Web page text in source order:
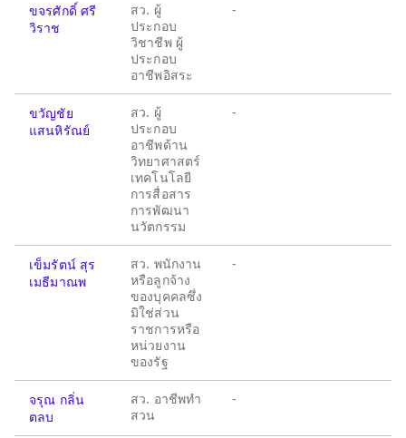
ขจรศักดิ์ ศรี
วิราช
สว. ผู้
ประกอบ
วิชาชีพ ผู้
ประกอบ
อาชีพอิสระ
-
ขวัญชัย
แสนหิรัณย์
สว. ผู้
ประกอบ
อาชีพด้าน
วิทยาศาสตร์
เทคโนโลยี
การสื่อสาร
การพัฒนา
นวัตกรรม
-
เข็มรัตน์ สุร
เมธีมาณพ
สว. พนักงาน
หรือลูกจ้าง
ของบุคคลซึ่ง
มิใช่ส่วน
ราชการหรือ
หน่วยงาน
ของรัฐ
-
จรุณ กลิ่น
ตลบ
สว. อาชีพทำ
สวน
-